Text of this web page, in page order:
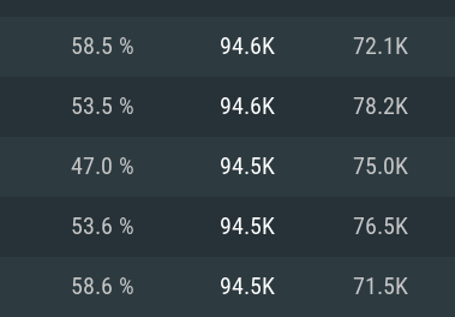
MAC
권장 사양
운영체제: Windows 10/11
프로세서: Intel Core i5 또
권장 사양
운영체제: Mac OS Big Sur
프로세서: Core i7 (Intel
권장 사양
운영체제: Ubuntu 20.04
프로세서: Intel Core i7
58.5 % 94.6K 72.1K
53.5 % 94.6K 78.2K
47.0 % 94.5K 75.0K
53.6 % 94.5K 76.5K
58.6 % 94.5K 71.5K